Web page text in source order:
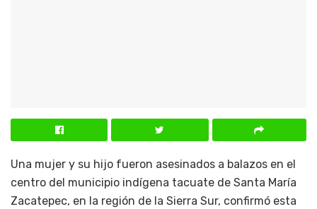
Una mujer y su hijo fueron asesinados a balazos en el
centro del municipio indígena tacuate de Santa María
Zacatepec, en la región de la Sierra Sur, confirmó esta